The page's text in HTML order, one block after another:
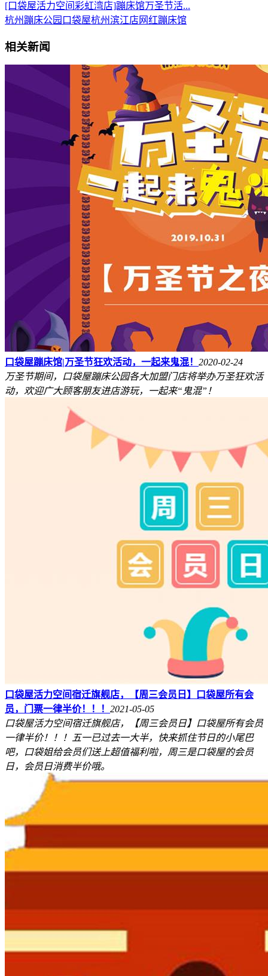
[口袋屋活力空间彩虹湾店]蹦床馆万圣节活...
杭州蹦床公园 口袋屋杭州滨江店网红蹦床馆
相关新闻
口袋屋蹦床馆|万圣节狂欢活动，一起来鬼混！ 2020-02-24
万圣节期间，口袋屋蹦床公园各大加盟门店将举办万圣狂欢活
动，欢迎广大顾客朋友进店游玩，一起来“鬼混”！
口袋屋活力空间宿迁旗舰店，【周三会员日】口袋屋所有会
员，门票一律半价！！！ 2021-05-05
口袋屋活力空间宿迁旗舰店，【周三会员日】口袋屋所有会员
一律半价！！！五一已过去一大半，快来抓住节日的小尾巴
吧，口袋姐给会员们送上超值福利啦，周三是口袋屋的会员
日，会员日消费半价哦。